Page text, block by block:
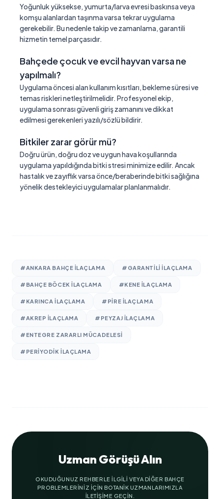
Yoğunluk yüksekse, yumurta/larva evresi baskınsa veya
komşu alanlardan taşınma varsa tekrar uygulama
gerekebilir. Bu nedenle takip ve zamanlama, garantili
hizmetin temel parçasıdır.
Bahçede çocuk ve evcil hayvan varsa ne
yapılmalı?
Uygulama öncesi alan kullanım kısıtları, bekleme süresi ve
temas riskleri netleştirilmelidir. Profesyonel ekip,
uygulama sonrası güvenli giriş zamanını ve dikkat
edilmesi gerekenleri yazılı/sözlü bildirir.
Bitkiler zarar görür mü?
Doğru ürün, doğru doz ve uygun hava koşullarında
uygulama yapıldığında bitki stresi minimize edilir. Ancak
hastalık ve zayıflık varsa önce/beraberinde bitki sağlığına
yönelik destekleyici uygulamalar planlanmalıdır.
#ANKARA BAHÇE ILAÇLAMA #GARANTILI ILAÇLAMA
#BAHÇE BÖCEK ILAÇLAMA #KENE ILAÇLAMA
#KARINCA ILAÇLAMA #PIRE ILAÇLAMA
#AKREP ILAÇLAMA #PEYZAJ ILAÇLAMA
#ENTEGRE ZARARLI MÜCADELESI
#PERIYODIK ILAÇLAMA
Uzman Görüşü Alın
OKUDUĞUNUZ REHBERLE ILGILI VEYA DIĞER BAHÇE
PROBLEMLERINIZ IÇIN BOTANIK UZMANLARIMIZLA
ILETIŞIME GEÇIN.